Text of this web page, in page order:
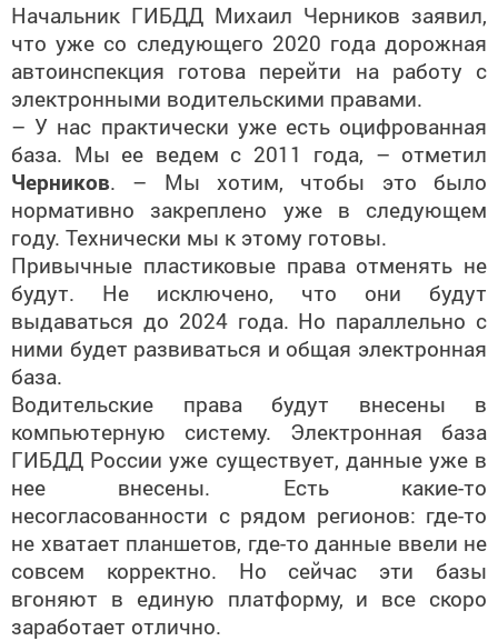
Начальник ГИБДД Михаил Черников заявил,
что уже со следующего 2020 года дорожная
автоинспекция готова перейти на работу с
электронными водительскими правами.
– У нас практически уже есть оцифрованная
база. Мы ее ведем с 2011 года, – отметил
Черников. – Мы хотим, чтобы это было
нормативно закреплено уже в следующем
году. Технически мы к этому готовы.
Привычные пластиковые права отменять не
будут. Не исключено, что они будут
выдаваться до 2024 года. Но параллельно с
ними будет развиваться и общая электронная
база.
Водительские права будут внесены в
компьютерную систему. Электронная база
ГИБДД России уже существует, данные уже в
нее внесены. Есть какие-то
несогласованности с рядом регионов: где-то
не хватает планшетов, где-то данные ввели не
совсем корректно. Но сейчас эти базы
вгоняют в единую платформу, и все скоро
заработает отлично.